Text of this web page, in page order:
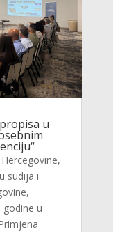
u
sudija i
godine u